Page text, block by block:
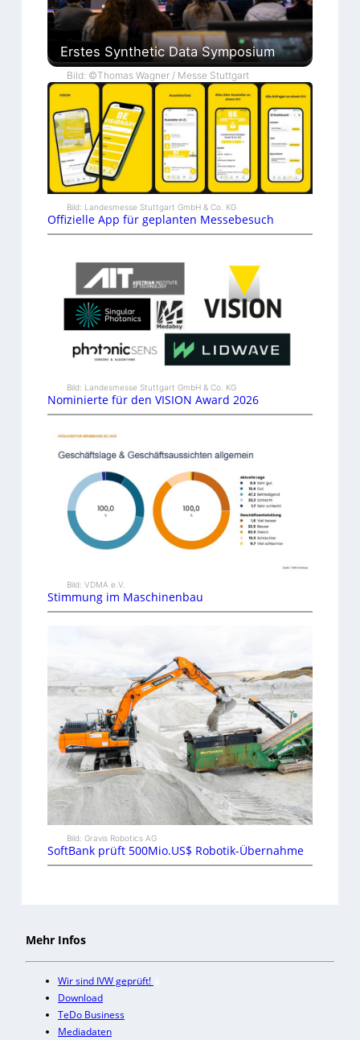
Erstes Synthetic Data Symposium
Bild: ©Thomas Wagner / Messe Stuttgart
Bild: Landesmesse Stuttgart GmbH & Co. KG
Offizielle App für geplanten Messebesuch
Bild: Landesmesse Stuttgart GmbH & Co. KG
Nominierte für den VISION Award 2026
Bild: VDMA e.V.
Stimmung im Maschinenbau
Bild: Gravis Robotics AG
SoftBank prüft 500Mio.US$ Robotik-Übernahme
Mehr Infos
Wir sind IVW geprüft!
Download
TeDo Business
Mediadaten